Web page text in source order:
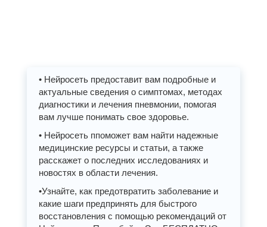
• Нейросеть предоставит вам подробные и
актуальные сведения о симптомах, методах
диагностики и лечения пневмонии, помогая
вам лучше понимать свое здоровье.
• Нейросеть ппоможет вам найти надежные
медицинские ресурсы и статьи, а также
расскажет о последних исследованиях и
новостях в области лечения.
•Узнайте, как предотвратить заболевание и
какие шаги предпринять для быстрого
восстановления с помощью рекомендаций от